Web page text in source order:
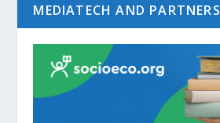
MEDIATECH AND PARTNERS